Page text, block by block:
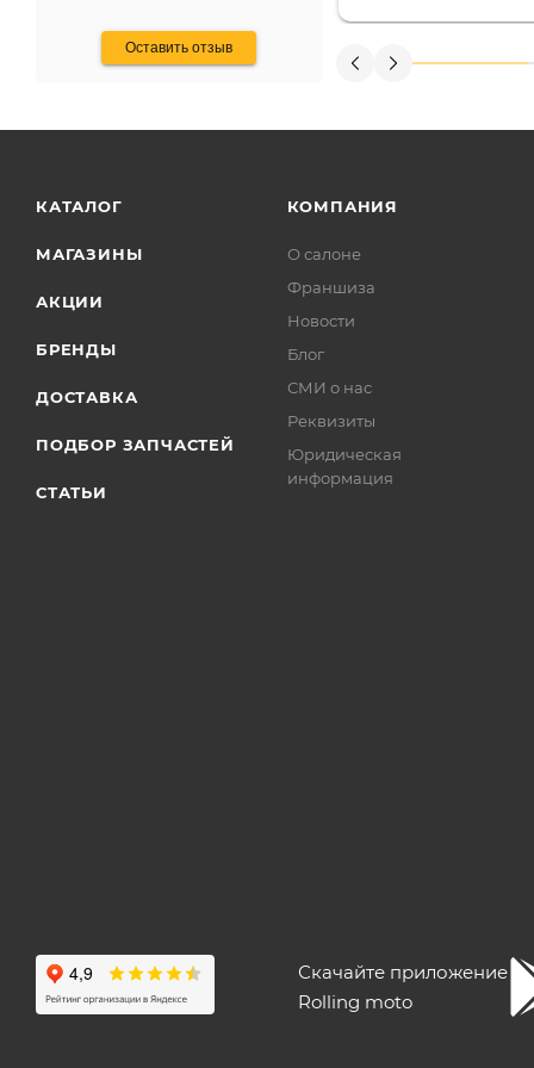
Оставить отзыв
КАТАЛОГ
МАГАЗИНЫ
АКЦИИ
БРЕНДЫ
ДОСТАВКА
ПОДБОР ЗАПЧАСТЕЙ
СТАТЬИ
КОМПАНИЯ
О салоне
Франшиза
Новости
Блог
СМИ о нас
Реквизиты
Юридическая
информация
Скачайте приложение
Rolling moto